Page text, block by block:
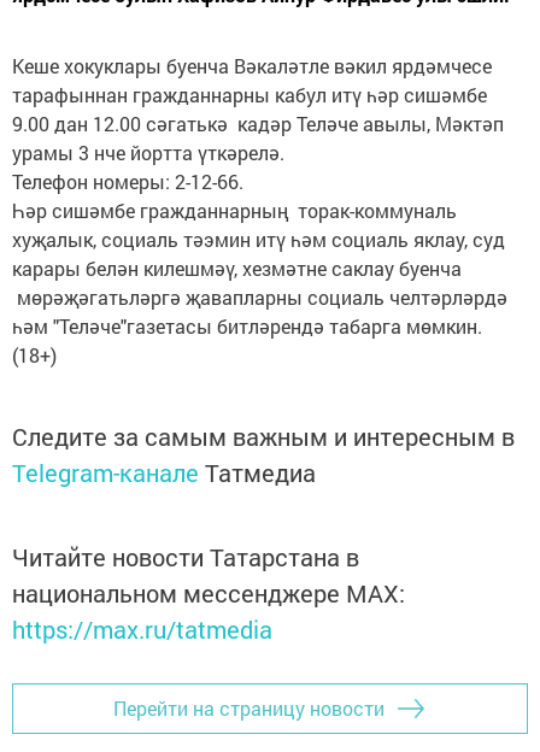
Кеше хокуклары буенча Вәкаләтле вәкил ярдәмчесе
тарафыннан гражданнарны кабул итү һәр сишәмбе
9.00 дан 12.00 сәгатькә кадәр Теләче авылы, Мәктәп
урамы 3 нче йортта үткәрелә.
Телефон номеры: 2-12-66.
Һәр сишәмбе гражданнарның торак-коммуналь
хуҗалык, социаль тәэмин итү һәм социаль яклау, суд
карары белән килешмәү, хезмәтне саклау буенча
мөрәҗәгатьләргә җавапларны социаль челтәрләрдә
һәм "Теләче"газетасы битләрендә табарга мөмкин.
(18+)
Следите за самым важным и интересным в
Telegram-канале Татмедиа
Читайте новости Татарстана в
национальном мессенджере MАХ:
https://max.ru/tatmedia
Перейти на страницу новости